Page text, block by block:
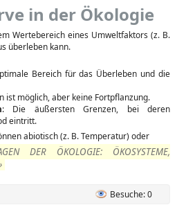
in der Ökologie
Wertebereich eines Umweltfaktors (z. B.
überleben kann.
Bereich für das Überleben und die
ist möglich, aber keine Fortpflanzung.
: Die äußersten Grenzen, bei deren
eintritt.
abiotisch (z. B. Temperatur) oder
DER ÖKOLOGIE: ÖKOSYSTEME,
Besuche: 0